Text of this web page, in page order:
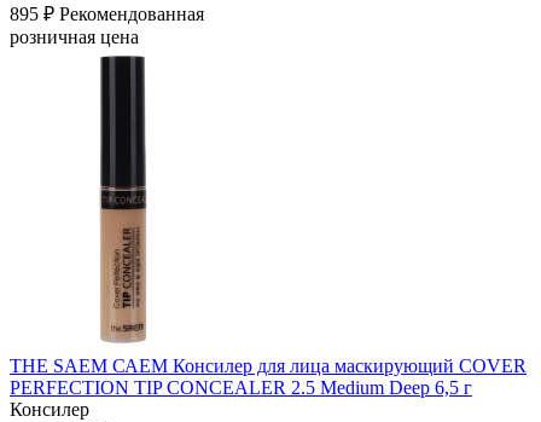
895 ₽ Рекомендованная
розничная цена
THE SAEM САЕМ Консилер для лица маскирующий COVER
PERFECTION TIP CONCEALER 2.5 Medium Deep 6,5 г
Консилер